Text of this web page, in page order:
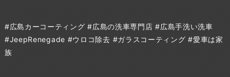
#広島カーコーティング #広島の洗車専門店 #広島手洗い洗車
#JeepRenegade #ウロコ除去 #ガラスコーティング #愛車は家
族